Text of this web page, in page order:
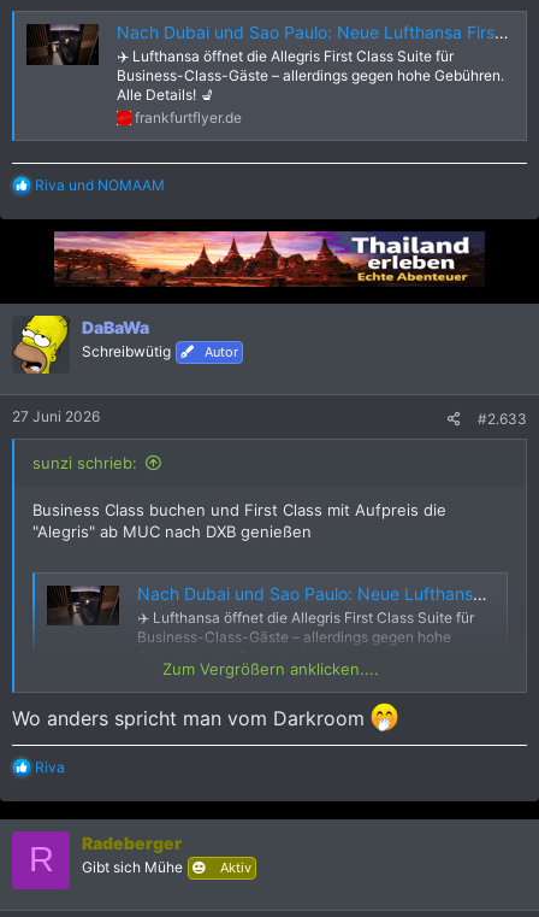
Nach Dubai und Sao Paulo: Neue Lufthansa First Class Suite mit Business Class Ticket buchbar - Frankfurtflyer.de
✈️ Lufthansa öffnet die Allegris First Class Suite für
Business-Class-Gäste – allerdings gegen hohe Gebühren.
Alle Details! 💺
frankfurtflyer.de
R
a
o
n
e
n
:
Riva und NOMAAM
DaBaWa
Schreibwütig Autor
27 Juni 2026 #2.633
sunzi schrieb:
Business Class buchen und First Class mit Aufpreis die
"Alegris" ab MUC nach DXB genießen
Nach Dubai und Sao Paulo: Neue Lufthansa First Class Suite mit Business Class Ticket buchbar - Frankfurtflyer.de
✈️ Lufthansa öffnet die Allegris First Class Suite für
Business-Class-Gäste – allerdings gegen hohe
frankfurtflyer.de
Zum Vergrößern anklicken....
Wo anders spricht man vom Darkroom
R
a
k
i
Riva
R Radeberger
Gibt sich Mühe Aktiv